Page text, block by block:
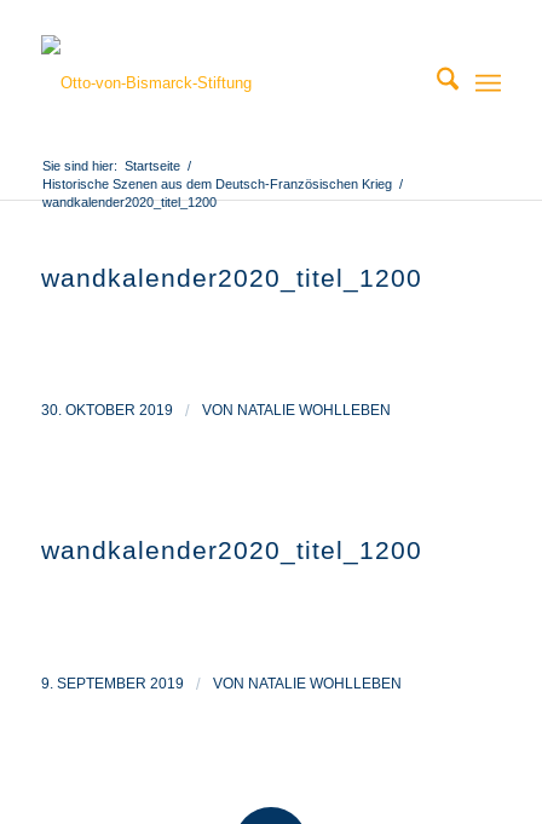
Sie sind hier: Startseite /
Historische Szenen aus dem Deutsch-Französischen Krieg /
wandkalender2020_titel_1200
wandkalender2020_titel_1200
30. OKTOBER 2019 / VON NATALIE WOHLLEBEN
wandkalender2020_titel_1200
9. SEPTEMBER 2019 / VON NATALIE WOHLLEBEN